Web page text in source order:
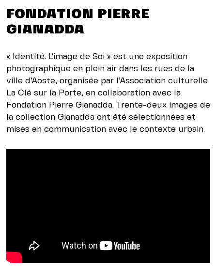
FONDATION PIERRE
GIANADDA
« Identité. L’image de Soi » est une exposition
photographique en plein air dans les rues de la
ville d’Aoste, organisée par l’Association culturelle
La Clé sur la Porte, en collaboration avec la
Fondation Pierre Gianadda. Trente-deux images de
la collection Gianadda ont été sélectionnées et
mises en communication avec le contexte urbain.